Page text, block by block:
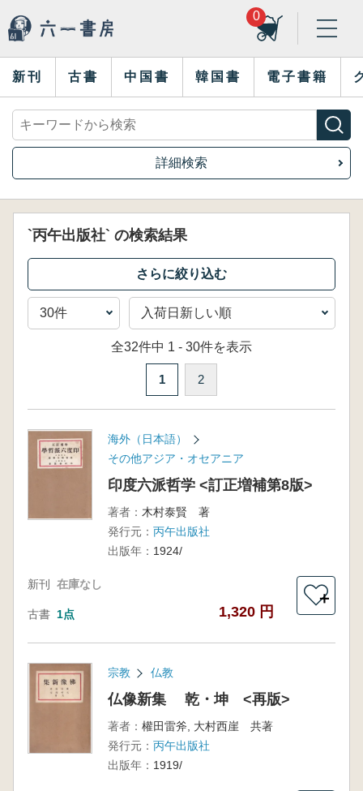
0
新刊 古書 中国書 韓国書 電子書籍
詳細検索
`丙午出版社` の検索結果
全32件中 1 - 30件を表示
1 2
海外（日本語）
その他アジア・オセアニア
印度六派哲学 <訂正増補第8版>
著者： 木村泰賢 著
発行元： 丙午出版社
出版年： 1924/
新刊 在庫なし
古書 1点 1,320 円
＋
宗教 仏教
仏像新集 乾・坤 <再版>
著者： 權田雷斧, 大村西崖 共著
発行元： 丙午出版社
出版年： 1919/